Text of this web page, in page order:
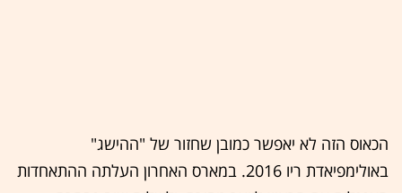
הכאוס הזה לא יאפשר כמובן שחזור של "ההישג"
באולימפיאדת ריו 2016. במארס האחרון העלתה ההתאחדות